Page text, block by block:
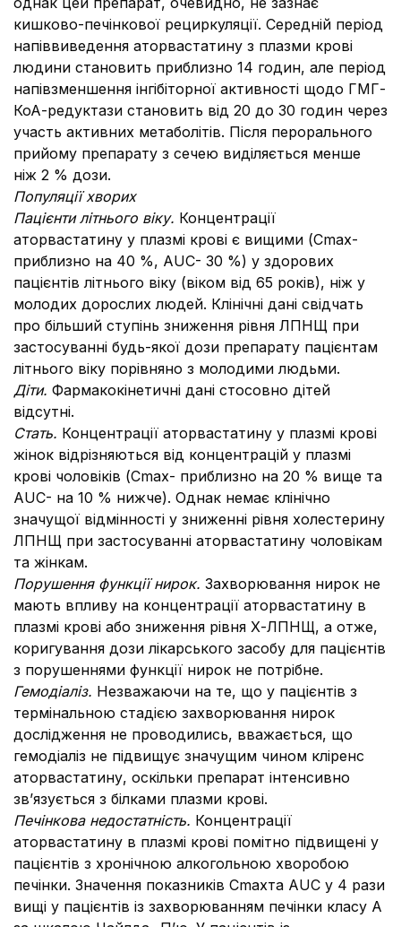
кишково-печінкової рециркуляції. Середній період
напіввиведення аторвастатину з плазми крові
людини становить приблизно 14 годин, але період
напівзменшення інгібіторної активності щодо ГМГ-
КоА-редуктази становить від 20 до 30 годин через
участь активних метаболітів. Після перорального
прийому препарату з сечею виділяється менше
ніж 2 % дози.
Популяції хворих
Пацієнти літнього віку. Концентрації
аторвастатину у плазмі крові є вищими (Cmax-
приблизно на 40 %, AUC- 30 %) у здорових
пацієнтів літнього віку (віком від 65 років), ніж у
молодих дорослих людей. Клінічні дані свідчать
про більший ступінь зниження рівня ЛПНЩ при
застосуванні будь-якої дози препарату пацієнтам
літнього віку порівняно з молодими людьми.
Діти. Фармакокінетичні дані стосовно дітей
відсутні.
Стать. Концентрації аторвастатину у плазмі крові
жінок відрізняються від концентрацій у плазмі
крові чоловіків (Cmax- приблизно на 20 % вище та
AUC- на 10 % нижче). Однак немає клінічно
значущої відмінності у зниженні рівня холестерину
ЛПНЩ при застосуванні аторвастатину чоловікам
та жінкам.
Порушення функції нирок. Захворювання нирок не
мають впливу на концентрації аторвастатину в
плазмі крові або зниження рівня Х-ЛПНЩ, а отже,
коригування дози лікарського засобу для пацієнтів
з порушеннями функції нирок не потрібне.
Гемодіаліз. Незважаючи на те, що у пацієнтів з
термінальною стадією захворювання нирок
дослідження не проводились, вважається, що
гемодіаліз не підвищує значущим чином кліренс
аторвастатину, оскільки препарат інтенсивно
зв’язується з білками плазми крові.
Печінкова недостатність. Концентрації
аторвастатину в плазмі крові помітно підвищені у
пацієнтів з хронічною алкогольною хворобою
печінки. Значення показників Cmaxта AUC у 4 рази
вищі у пацієнтів із захворюванням печінки класу А